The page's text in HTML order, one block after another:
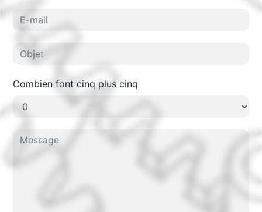
Combien font cinq plus cinq